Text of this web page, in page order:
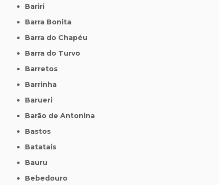
Bariri
Barra Bonita
Barra do Chapéu
Barra do Turvo
Barretos
Barrinha
Barueri
Barão de Antonina
Bastos
Batatais
Bauru
Bebedouro